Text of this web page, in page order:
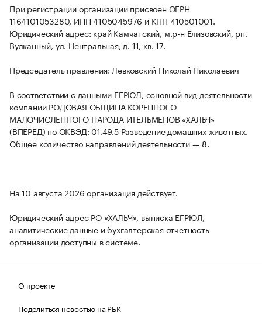
При регистрации организации присвоен ОГРН
1164101053280, ИНН 4105045976 и КПП 410501001.
Юридический адрес: край Камчатский, м.р-н Елизовский, рп.
Вулканный, ул. Центральная, д. 11, кв. 17.
Председатель правления: Левковский Николай Николаевич
В соответствии с данными ЕГРЮЛ, основной вид деятельности
компании РОДОВАЯ ОБЩИНА КОРЕННОГО
МАЛОЧИСЛЕННОГО НАРОДА ИТЕЛЬМЕНОВ «ХАЛЬЧ»
(ВПЕРЕД) по ОКВЭД: 01.49.5 Разведение домашних животных.
Общее количество направлений деятельности — 8.
На 10 августа 2026 организация действует.
Юридический адрес РО «ХАЛЬЧ», выписка ЕГРЮЛ,
аналитические данные и бухгалтерская отчетность
организации доступны в системе.
О проекте
Поделиться новостью на РБК